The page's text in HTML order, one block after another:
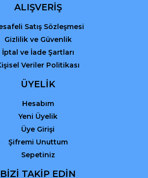
ALIŞVERİŞ
Satış Sözleşmesi
Gizlilik ve Güvenlik
İptal ve İade Şartları
Veriler Politikası
ÜYELİK
Hesabım
Yeni Üyelik
Üye Girişi
Şifremi Unuttum
Sepetiniz
BİZİ TAKİP EDİN